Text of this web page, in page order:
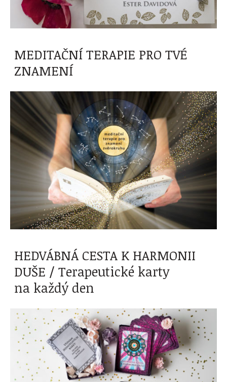
MEDITAČNÍ TERAPIE PRO TVÉ
ZNAMENÍ
HEDVÁBNÁ CESTA K HARMONII
DUŠE / Terapeutické karty
na každý den